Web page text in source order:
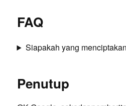
FAQ
Siapakah yang
Penutup